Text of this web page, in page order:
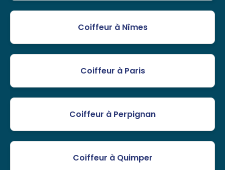
Coiffeur à Nîmes
Coiffeur à Paris
Coiffeur à Perpignan
Coiffeur à Quimper